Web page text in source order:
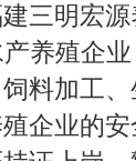
三明宏
养殖企
料加工
企业的